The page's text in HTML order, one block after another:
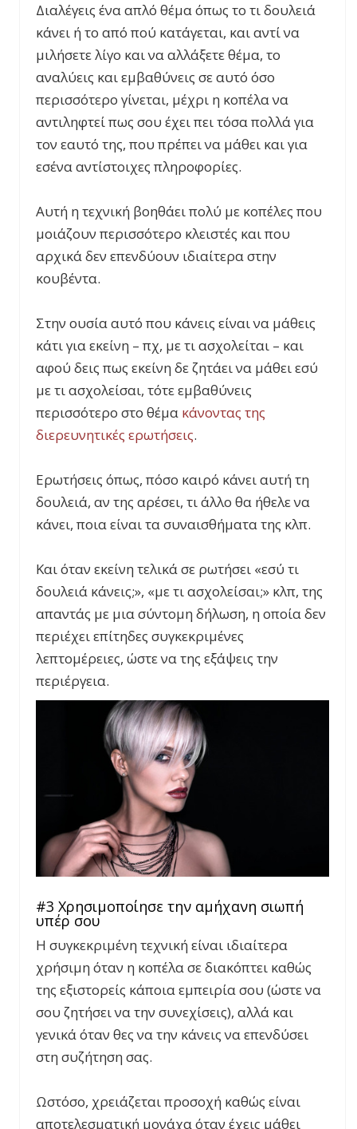
Διαλέγεις ένα απλό θέμα όπως το τι δουλειά
κάνει ή το από πού κατάγεται, και αντί να
μιλήσετε λίγο και να αλλάξετε θέμα, το
αναλύεις και εμβαθύνεις σε αυτό όσο
περισσότερο γίνεται, μέχρι η κοπέλα να
αντιληφτεί πως σου έχει πει τόσα πολλά για
τον εαυτό της, που πρέπει να μάθει και για
εσένα αντίστοιχες πληροφορίες.
Αυτή η τεχνική βοηθάει πολύ με κοπέλες που
μοιάζουν περισσότερο κλειστές και που
αρχικά δεν επενδύουν ιδιαίτερα στην
κουβέντα.
Στην ουσία αυτό που κάνεις είναι να μάθεις
κάτι για εκείνη – πχ, με τι ασχολείται – και
αφού δεις πως εκείνη δε ζητάει να μάθει εσύ
με τι ασχολείσαι, τότε εμβαθύνεις
περισσότερο στο θέμα κάνοντας της
διερευνητικές ερωτήσεις.
Ερωτήσεις όπως, πόσο καιρό κάνει αυτή τη
δουλειά, αν της αρέσει, τι άλλο θα ήθελε να
κάνει, ποια είναι τα συναισθήματα της κλπ.
Και όταν εκείνη τελικά σε ρωτήσει «εσύ τι
δουλειά κάνεις;», «με τι ασχολείσαι;» κλπ, της
απαντάς με μια σύντομη δήλωση, η οποία δεν
περιέχει επίτηδες συγκεκριμένες
λεπτομέρειες, ώστε να της εξάψεις την
περιέργεια.
#3 Χρησιμοποίησε την αμήχανη σιωπή
υπέρ σου
Η συγκεκριμένη τεχνική είναι ιδιαίτερα
χρήσιμη όταν η κοπέλα σε διακόπτει καθώς
της εξιστορείς κάποια εμπειρία σου (ώστε να
σου ζητήσει να την συνεχίσεις), αλλά και
γενικά όταν θες να την κάνεις να επενδύσει
στη συζήτηση σας.
Ωστόσο, χρειάζεται προσοχή καθώς είναι
αποτελεσματική μονάχα όταν έχεις μάθει